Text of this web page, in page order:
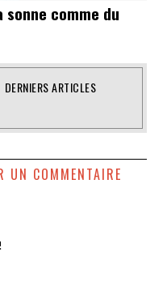
sonne comme du
DERNIERS ARTICLES
UN COMMENTAIRE